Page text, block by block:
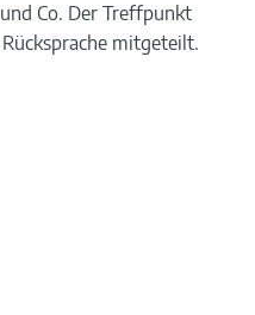
Co. Der Treffpunkt
mitgeteilt.